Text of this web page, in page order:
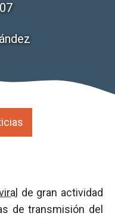
de gran actividad
de transmisión del